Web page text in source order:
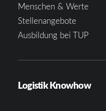
Menschen & Werte
Stellenangebote
Ausbildung bei TUP
Logistik Knowhow